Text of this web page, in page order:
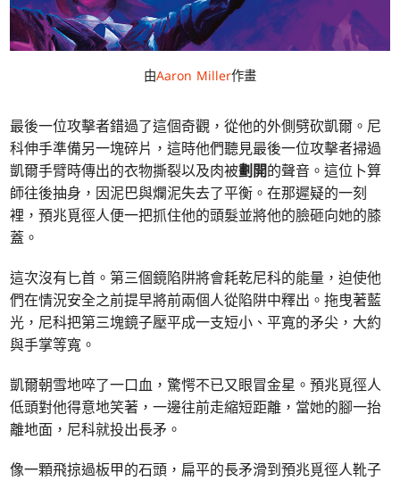
由Aaron Miller作畫
最後一位攻擊者錯過了這個奇觀，從他的外側劈砍凱爾。尼
科伸手準備另一塊碎片，這時他們聽見最後一位攻擊者掃過
凱爾手臂時傳出的衣物撕裂以及肉被劃開的聲音。這位卜算
師往後抽身，因泥巴與爛泥失去了平衡。在那遲疑的一刻
裡，預兆覓徑人便一把抓住他的頭髮並將他的臉砸向她的膝
蓋。
這次沒有匕首。第三個鏡陷阱將會耗乾尼科的能量，迫使他
們在情況安全之前提早將前兩個人從陷阱中釋出。拖曳著藍
光，尼科把第三塊鏡子壓平成一支短小、平寬的矛尖，大約
與手掌等寬。
凱爾朝雪地啐了一口血，驚愕不已又眼冒金星。預兆覓徑人
低頭對他得意地笑著，一邊往前走縮短距離，當她的腳一抬
離地面，尼科就投出長矛。
像一顆飛掠過板甲的石頭，扁平的長矛滑到預兆覓徑人靴子